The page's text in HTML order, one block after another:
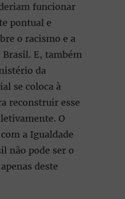
funcionar
pontual e
o racismo e a
E, também
da
se coloca à
reconstruir esse
O
a Igualdade
não pode ser o
deste